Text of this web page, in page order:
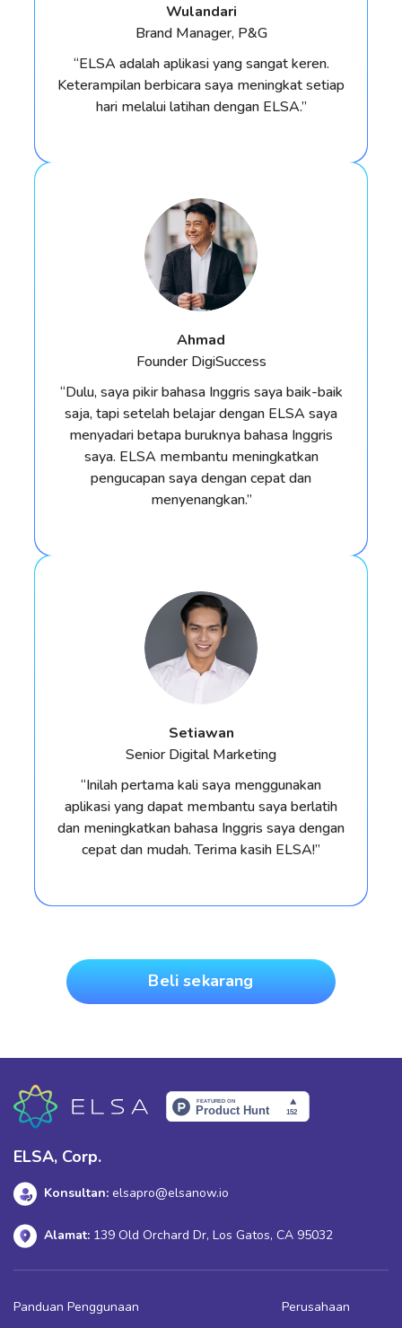
Wulandari
Brand Manager, P&G
“ELSA adalah aplikasi yang sangat keren.
Keterampilan berbicara saya meningkat setiap
hari melalui latihan dengan ELSA.”
Ahmad
Founder DigiSuccess
“Dulu, saya pikir bahasa Inggris saya baik-baik
saja, tapi setelah belajar dengan ELSA saya
menyadari betapa buruknya bahasa Inggris
saya. ELSA membantu meningkatkan
pengucapan saya dengan cepat dan
menyenangkan.”
Setiawan
Senior Digital Marketing
“Inilah pertama kali saya menggunakan
aplikasi yang dapat membantu saya berlatih
dan meningkatkan bahasa Inggris saya dengan
cepat dan mudah. Terima kasih ELSA!”
Beli sekarang
ELSA, Corp.
Konsultan: elsapro@elsanow.io
Alamat: 139 Old Orchard Dr, Los Gatos, CA 95032
Panduan Penggunaan
Perusahaan